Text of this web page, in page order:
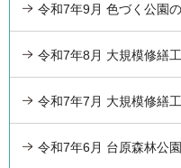
令和7年9月 色づく公園
令和7年8月 大規模修繕
令和7年7月 大規模修繕
令和7年6月 台原森林公園